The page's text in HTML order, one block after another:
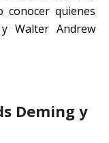
conocer quienes
Walter Andrew
Deming y